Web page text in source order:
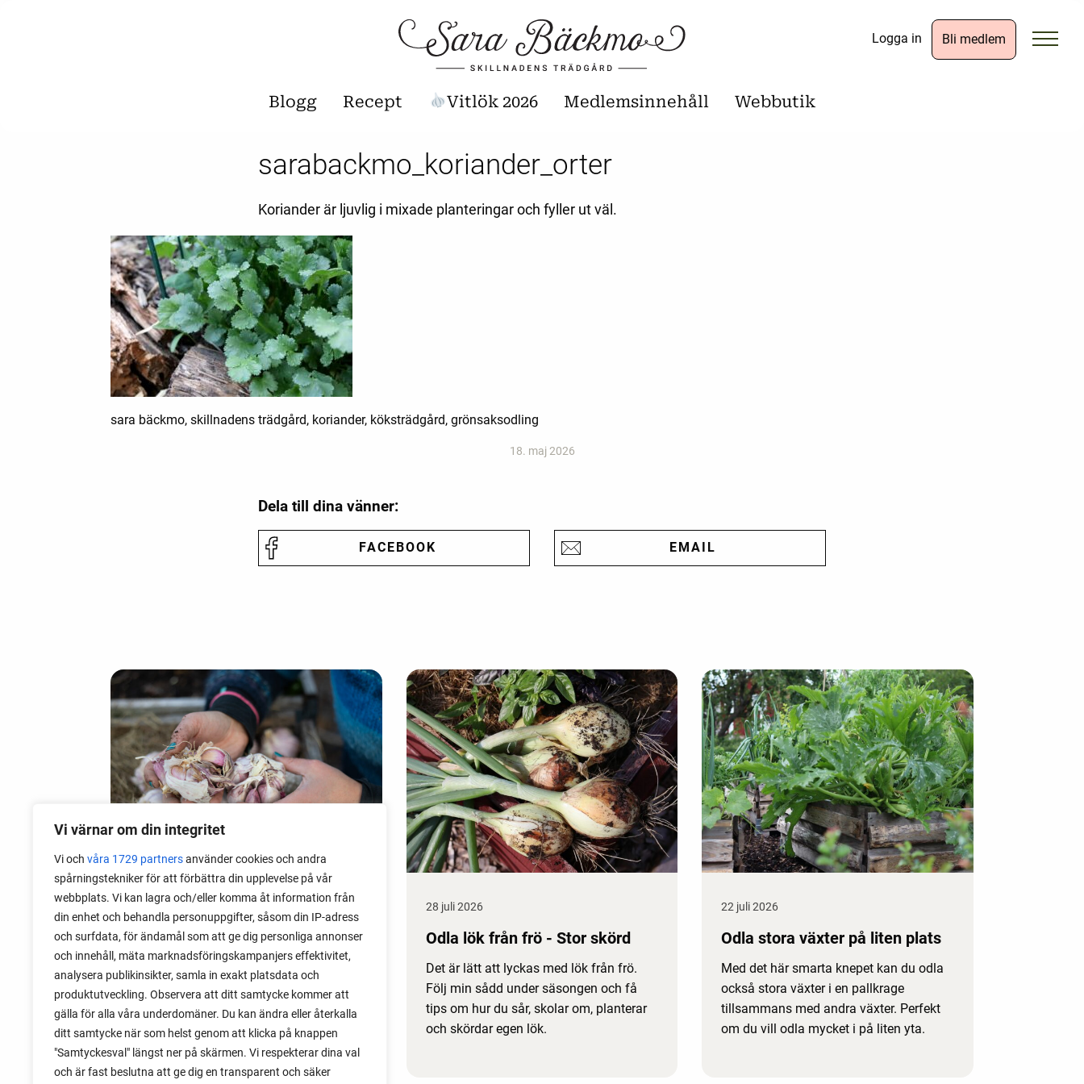
Vi värnar om din integritet
Vi och våra 1729 partnersanvänder cookies och andra
spårningstekniker för att förbättra din upplevelse på vår
webbplats. Vi kan lagra och/eller komma åt information från
din enhet och behandla personuppgifter, såsom din IP-adress
och surfdata, för ändamål som att ge dig personliga annonser
och innehåll, mäta marknadsföringskampanjers effektivitet,
analysera publikinsikter, samla in exakt platsdata och
produktutveckling. Observera att ditt samtycke kommer att
gälla för alla våra underdomäner. Du kan ändra eller återkalla
ditt samtycke när som helst genom att klicka på knappen
"Samtyckesval" längst ner på skärmen. Vi respekterar dina val
och är fast beslutna att ge dig en transparent och säker
Logga in Bli medlem
Blogg Recept Vitlök 2026 Medlemsinnehåll Webbutik
sarabackmo_koriander_orter
Koriander är ljuvlig i mixade planteringar och fyller ut väl.
sara bäckmo, skillnadens trädgård, koriander, köksträdgård, grönsaksodling
18. maj 2026
Dela till dina vänner:
FACEBOOK EMAIL
06 augusti 2026
Sätta vitlök på våren i Sverige
Om du har tur med vädret kan det gå fint
att sätta vitlök också på våren. Men
tillförlitligast är att sätta vitlök på hösten
och vintern.
28 juli 2026
Odla lök från frö - Stor skörd
Det är lätt att lyckas med lök från frö.
Följ min sådd under säsongen och få
tips om hur du sår, skolar om, planterar
och skördar egen lök.
22 juli 2026
Odla stora växter på liten plats
Med det här smarta knepet kan du odla
också stora växter i en pallkrage
tillsammans med andra växter. Perfekt
om du vill odla mycket i på liten yta.